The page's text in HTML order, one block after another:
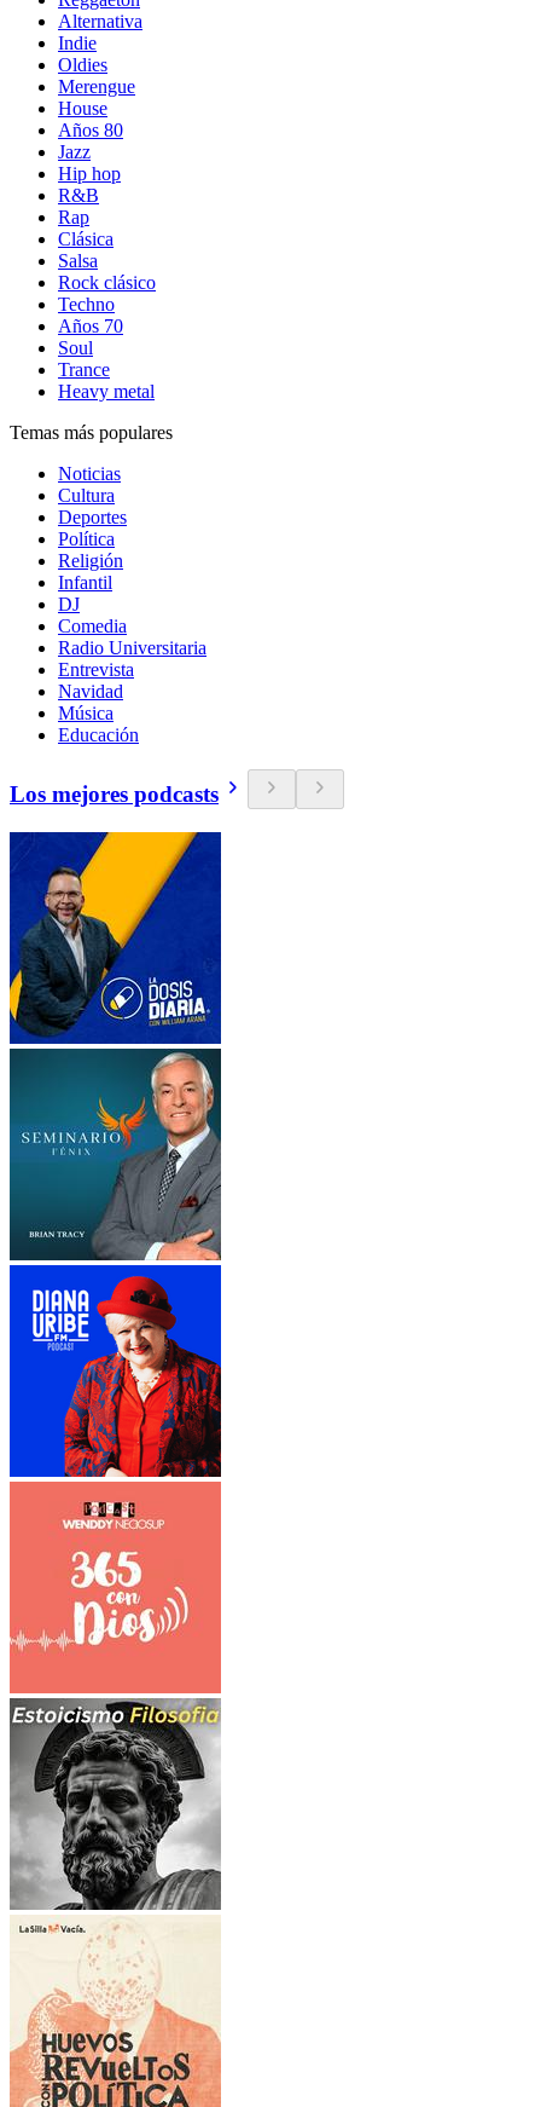
Alternativa
Indie
Oldies
Merengue
House
Años 80
Jazz
Hip hop
R&B
Rap
Clásica
Salsa
Rock clásico
Techno
Años 70
Soul
Trance
Heavy metal
Temas más populares
Noticias
Cultura
Deportes
Política
Religión
Infantil
DJ
Comedia
Radio Universitaria
Entrevista
Navidad
Música
Educación
Los mejores podcasts